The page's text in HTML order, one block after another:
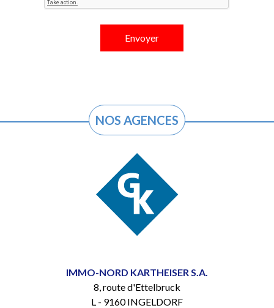
NOS AGENCES
IMMO-NORD KARTHEISER S.A.
8, route d'Ettelbruck
L - 9160 INGELDORF